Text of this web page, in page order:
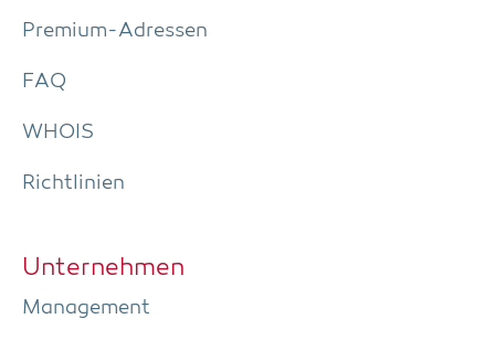
Pre­­mi­um-Adres­­sen
FAQ
WHOIS
Richt­li­ni­en
Unter­neh­men
Manage­ment